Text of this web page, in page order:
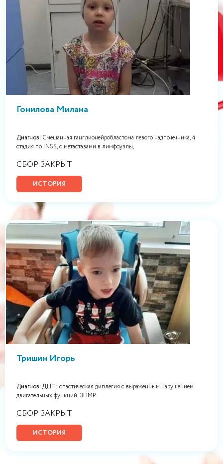
Гонилова Милана
Диагноз: Смешанная ганглионейробластома левого надпочечника, 4
стадия по INSS, с метастазами в лимфоузлы,
СБОР ЗАКРЫТ
ИСТОРИЯ
Тришин Игорь
Диагноз: ДЦП: спастическая диплегия с выраженным нарушением
двигательных функций. ЗПМР.
СБОР ЗАКРЫТ
ИСТОРИЯ